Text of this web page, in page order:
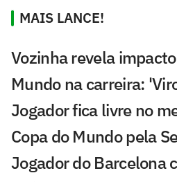
MAIS LANCE!
Vozinha revela
Mundo na carreira:
Jogador fica livre no
Copa do Mundo pela
Jogador do Barcelona